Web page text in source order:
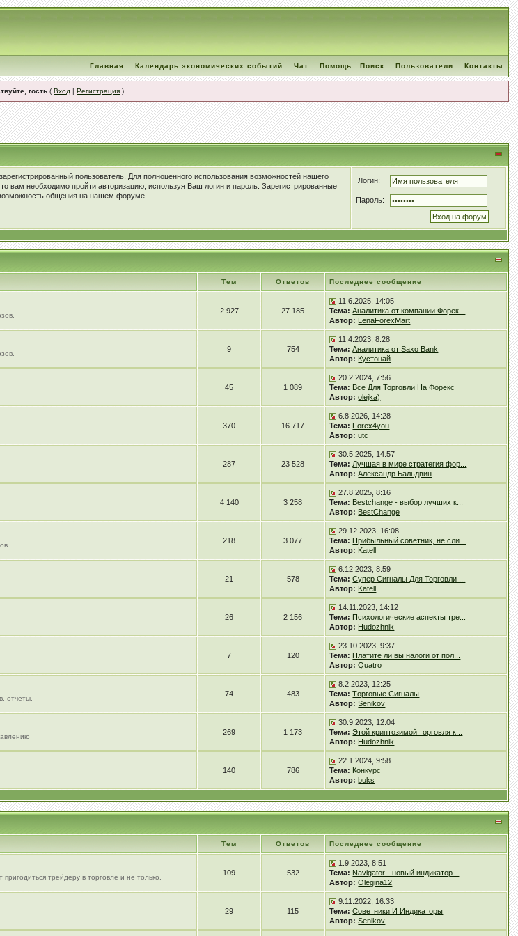
Главная Календарь экономических событий Чат Помощь Поиск Пользователи Контакты
гость (Вход |Регистрация )
пользователь. Для полноценного использования возможностей нашего
вам необходимо пройти авторизацию, используя Ваш логин и пароль. Зарегистрированные
общения на нашем форуме.
Логин:
Пароль:
Тем Ответов Последнее сообщение
2 927 27 185
11.6.2025, 14:05
Тема: Аналитика от компании Форек...
Автор: LenaForexMart
9 754
11.4.2023, 8:28
Тема: Аналитика от Saxo Bank
Автор: Кустонай
45 1 089
20.2.2024, 7:56
Тема: Все Для Торговли На Форекс
Автор: olejka)
370 16 717
6.8.2026, 14:28
Тема: Forex4you
Автор: utc
287 23 528
30.5.2025, 14:57
Тема: Лучшая в мире стратегия фор...
Автор: Александр Бальдвин
4 140 3 258
27.8.2025, 8:16
Тема: Bestchange - выбор лучших к...
Автор: BestChange
218 3 077
29.12.2023, 16:08
Тема: Прибыльный советник, не сли...
Автор: Katell
21 578
6.12.2023, 8:59
Тема: Супер Сигналы Для Торговли ...
Автор: Katell
26 2 156
14.11.2023, 14:12
Тема: Психологические аспекты тре...
Автор: Hudozhnik
7 120
23.10.2023, 9:37
Тема: Платите ли вы налоги от пол...
Автор: Quatro
отчёты.
74 483
8.2.2023, 12:25
Тема: Tорговые Сигналы
Автор: Senikov
269 1 173
30.9.2023, 12:04
Тема: Этой криптозимой торговля к...
Автор: Hudozhnik
140 786
22.1.2024, 9:58
Тема: Конкурс
Автор: buks
Тем Ответов Последнее сообщение
трейдеру в торговле и не только.
109 532
1.9.2023, 8:51
Тема: Navigator - новый индикатор...
Автор: Olegina12
29 115
9.11.2022, 16:33
Тема: Советники И Индикаторы
Автор: Senikov